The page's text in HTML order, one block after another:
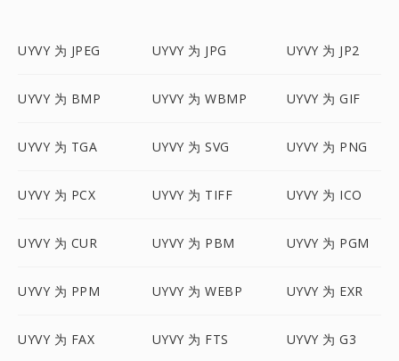
UYVY 为 JPEG UYVY 为 JPG UYVY 为 JP2
UYVY 为 BMP UYVY 为 WBMP UYVY 为 GIF
UYVY 为 TGA UYVY 为 SVG UYVY 为 PNG
UYVY 为 PCX UYVY 为 TIFF UYVY 为 ICO
UYVY 为 CUR UYVY 为 PBM UYVY 为 PGM
UYVY 为 PPM UYVY 为 WEBP UYVY 为 EXR
UYVY 为 FAX UYVY 为 FTS UYVY 为 G3